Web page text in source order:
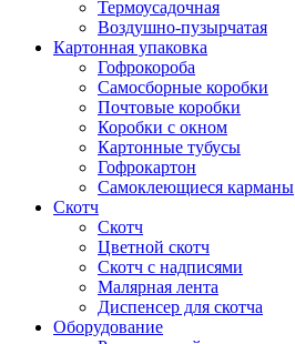
Термоусадочная
Воздушно-пузырчатая
Картонная упаковка
Гофрокороба
Самосборные коробки
Почтовые коробки
Коробки с окном
Картонные тубусы
Гофрокартон
Самоклеющиеся карманы
Скотч
Скотч
Цветной скотч
Скотч с надписями
Малярная лента
Диспенсер для скотча
Оборудование